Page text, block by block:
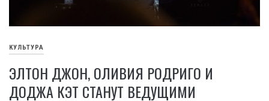
КУЛЬТУРА
ЭЛТОН ДЖОН, ОЛИВИЯ РОДРИГО И
ДОДЖА КЭТ СТАНУТ ВЕДУЩИМИ